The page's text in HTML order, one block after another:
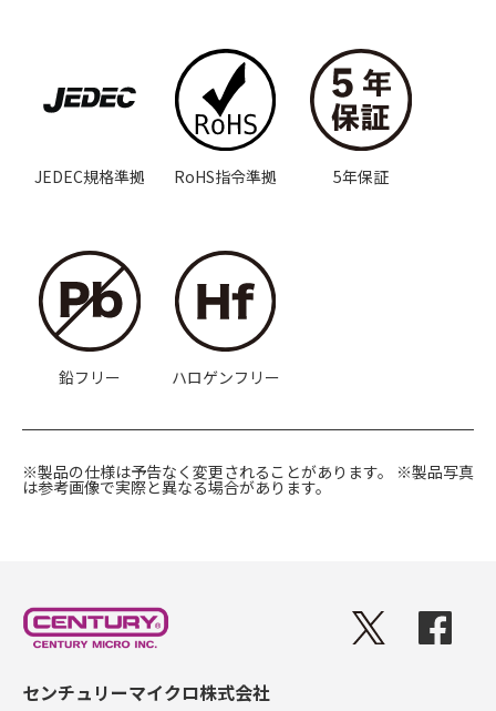
JEDEC規格準拠 RoHS指令準拠 5年保証
鉛フリー ハロゲンフリー
※製品の仕様は予告なく変更されることがあります。 ※製品写真
は参考画像で実際と異なる場合があります。
センチュリーマイクロ株式会社